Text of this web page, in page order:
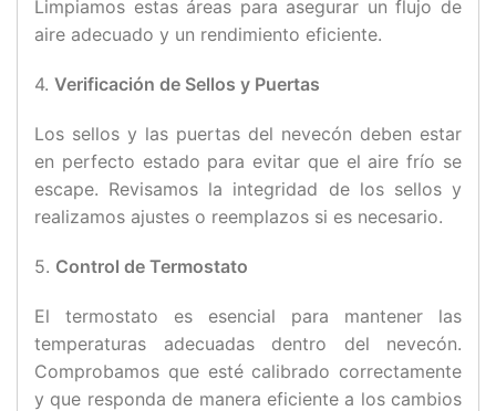
Limpiamos estas áreas para asegurar un flujo de
aire adecuado y un rendimiento eficiente.
4. Verificación de Sellos y Puertas
Los sellos y las puertas del nevecón deben estar
en perfecto estado para evitar que el aire frío se
escape. Revisamos la integridad de los sellos y
realizamos ajustes o reemplazos si es necesario.
5. Control de Termostato
El termostato es esencial para mantener las
temperaturas adecuadas dentro del nevecón.
Comprobamos que esté calibrado correctamente
y que responda de manera eficiente a los cambios